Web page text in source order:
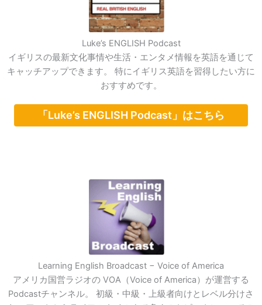
Luke’s ENGLISH Podcast
イギリスの最新文化事情や生活・エンタメ情報を英語を通じて
キャッチアップできます。 特にイギリス英語を習得したい方に
おすすめです。
「Luke’s ENGLISH Podcast」はこちら
Learning English Broadcast − Voice of America
アメリカ国営ラジオの VOA（Voice of America）が運営する
Podcastチャンネル。 初級・中級・上級者向けとレベル分けさ